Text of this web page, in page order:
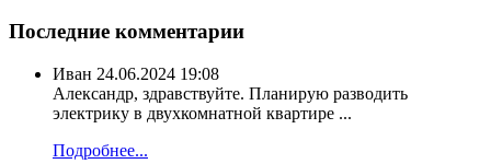
Последние комментарии
Иван 24.06.2024 19:08
Александр, здравствуйте. Планирую разводить
электрику в двухкомнатной квартире ...
Подробнее...